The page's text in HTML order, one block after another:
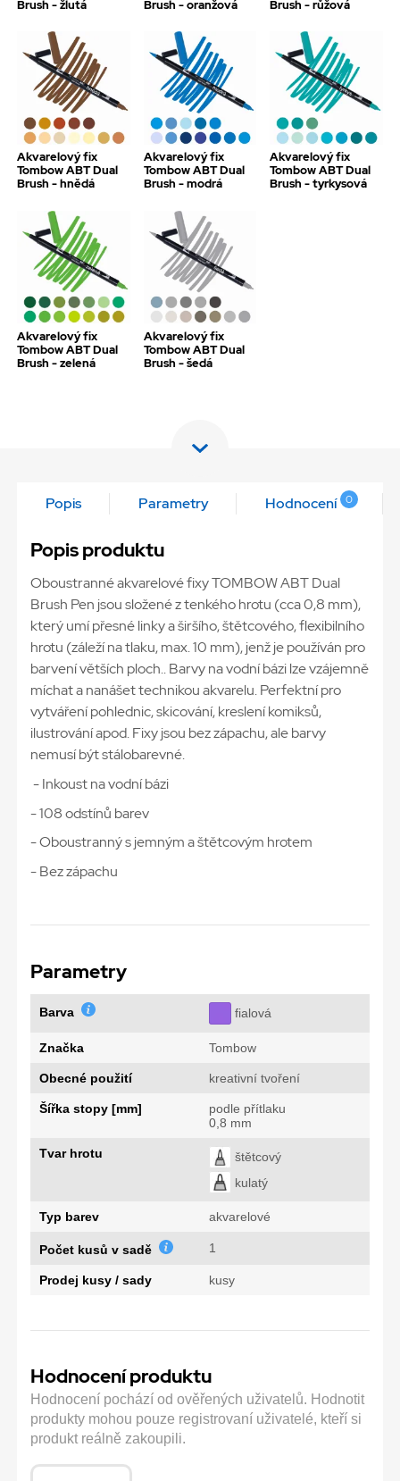
Brush - žlutá Brush - oranžová Brush - růžová
Akvarelový fix
Tombow ABT Dual
Brush - hnědá
Akvarelový fix
Tombow ABT Dual
Brush - modrá
Akvarelový fix
Tombow ABT Dual
Brush - tyrkysová
Akvarelový fix
Tombow ABT Dual
Brush - zelená
Akvarelový fix
Tombow ABT Dual
Brush - šedá
Popis Parametry Hodnocení 0
Popis produktu
Oboustranné akvarelové fixy TOMBOW ABT Dual
Brush Pen jsou složené z tenkého hrotu (cca 0,8 mm),
který umí přesné linky a širšího, štětcového, flexibilního
hrotu (záleží na tlaku, max. 10 mm), jenž je používán pro
barvení větších ploch.. Barvy na vodní bázi lze vzájemně
míchat a nanášet technikou akvarelu. Perfektní pro
vytváření pohlednic, skicování, kreslení komiksů,
ilustrování apod. Fixy jsou bez zápachu, ale barvy
nemusí být stálobarevné.
- Inkoust na vodní bázi
- 108 odstínů barev
- Oboustranný s jemným a štětcovým hrotem
- Bez zápachu
Parametry
Barva fialová
Značka Tombow
Obecné použití kreativní tvoření
Šířka stopy [mm]
podle přítlaku
0,8 mm
Tvar hrotu
štětcový
kulatý
Typ barev akvarelové
Počet kusů v sadě 1
Prodej kusy / sady kusy
Hodnocení produktu
Hodnocení pochází od ověřených uživatelů. Hodnotit
produkty mohou pouze registrovaní uživatelé, kteří si
produkt reálně zakoupili.